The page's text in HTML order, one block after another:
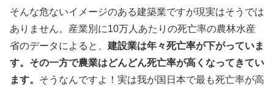
そんな危ないイメージのある建築業ですが現実はそうでは
ありません。産業別に10万人あたりの死亡率の農林水産
省のデータによると、 建設業は年々死亡率が下がっていま
す。その一方で農業はどんどん死亡率が高くなってきてい
ます。 そうなんですよ！実は我が国日本で最も死亡率が高